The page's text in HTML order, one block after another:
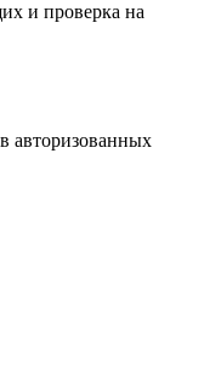
и проверка на
авторизованных